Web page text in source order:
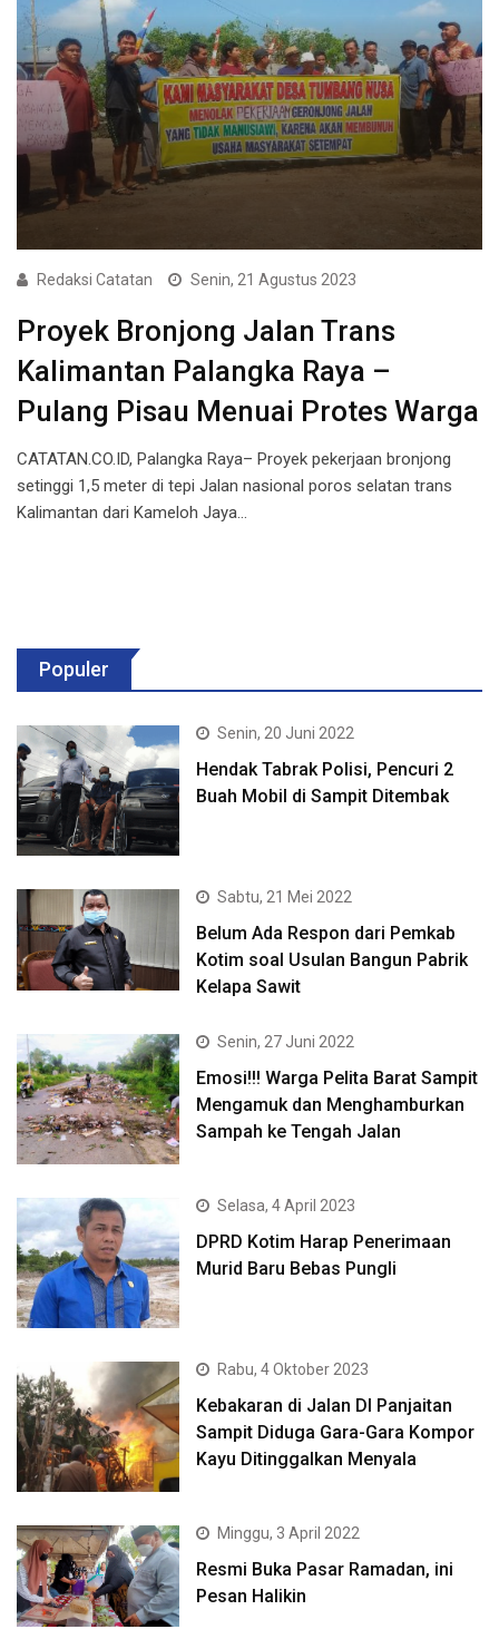
Redaksi Catatan Senin, 21 Agustus 2023
Proyek Bronjong Jalan Trans
Kalimantan Palangka Raya –
Pulang Pisau Menuai Protes Warga
CATATAN.CO.ID, Palangka Raya– Proyek pekerjaan bronjong
setinggi 1,5 meter di tepi Jalan nasional poros selatan trans
Kalimantan dari Kameloh Jaya…
Populer
Senin, 20 Juni 2022
Hendak Tabrak Polisi, Pencuri 2
Buah Mobil di Sampit Ditembak
Sabtu, 21 Mei 2022
Belum Ada Respon dari Pemkab
Kotim soal Usulan Bangun Pabrik
Kelapa Sawit
Senin, 27 Juni 2022
Emosi!!! Warga Pelita Barat Sampit
Mengamuk dan Menghamburkan
Sampah ke Tengah Jalan
Selasa, 4 April 2023
DPRD Kotim Harap Penerimaan
Murid Baru Bebas Pungli
Rabu, 4 Oktober 2023
Kebakaran di Jalan DI Panjaitan
Sampit Diduga Gara-Gara Kompor
Kayu Ditinggalkan Menyala
Minggu, 3 April 2022
Resmi Buka Pasar Ramadan, ini
Pesan Halikin